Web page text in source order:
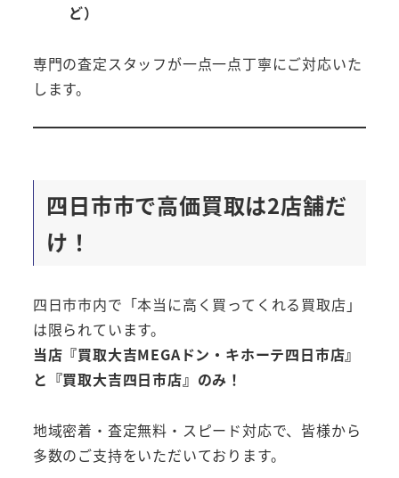
ど）
専門の査定スタッフが一点一点丁寧にご対応いた
します。
四日市市で高価買取は2店舗だ
け！
四日市市内で「本当に高く買ってくれる買取店」
は限られています。
当店『買取大吉MEGAドン・キホーテ四日市店』
と『買取大吉四日市店』のみ！
地域密着・査定無料・スピード対応で、皆様から
多数のご支持をいただいております。